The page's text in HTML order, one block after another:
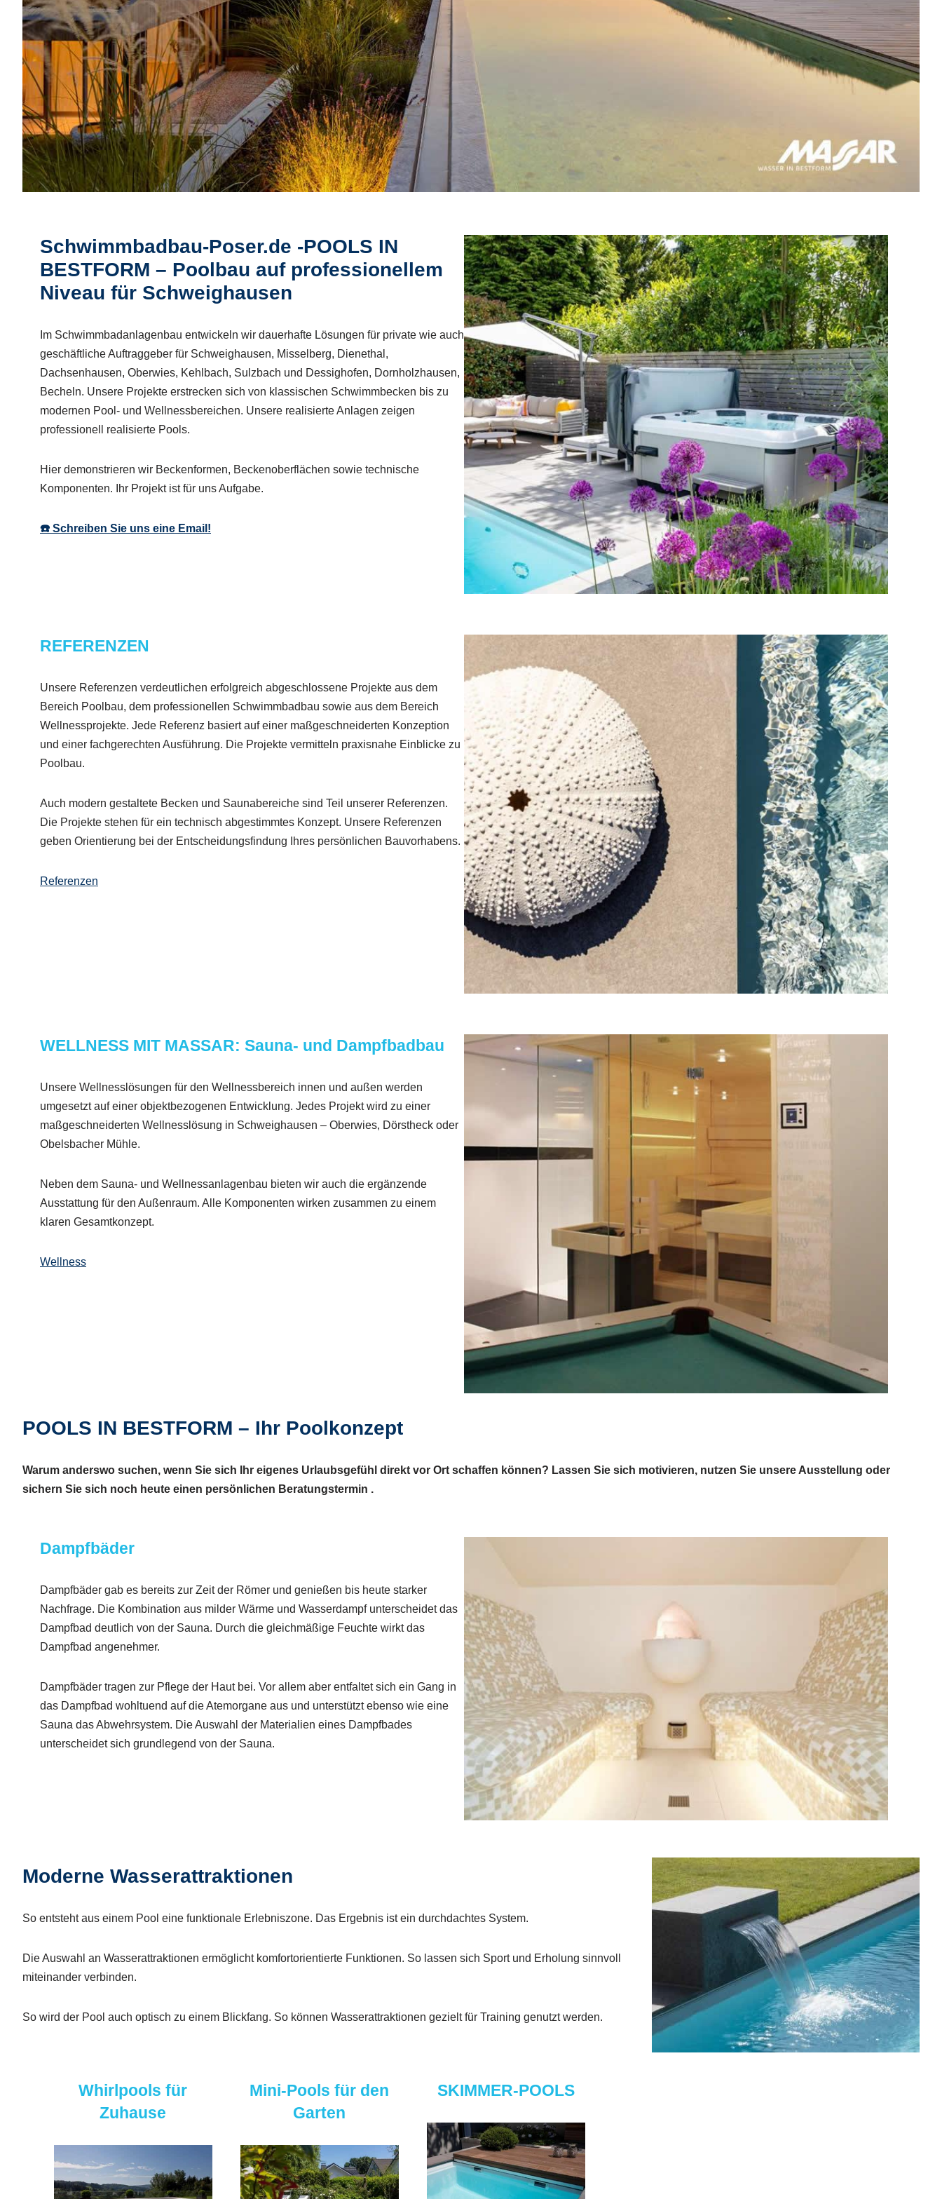
Schwimmbadbau-Poser.de -POOLS IN
BESTFORM – Poolbau auf professionellem
Niveau für Schweighausen
Im Schwimmbadanlagenbau entwickeln wir dauerhafte Lösungen für private wie auch
geschäftliche Auftraggeber für Schweighausen, Misselberg, Dienethal,
Dachsenhausen, Oberwies, Kehlbach, Sulzbach und Dessighofen, Dornholzhausen,
Becheln. Unsere Projekte erstrecken sich von klassischen Schwimmbecken bis zu
modernen Pool- und Wellnessbereichen. Unsere realisierte Anlagen zeigen
professionell realisierte Pools.
Hier demonstrieren wir Beckenformen, Beckenoberflächen sowie technische
Komponenten. Ihr Projekt ist für uns Aufgabe.
☎️ Schreiben Sie uns eine Email!
REFERENZEN
Unsere Referenzen verdeutlichen erfolgreich abgeschlossene Projekte aus dem
Bereich Poolbau, dem professionellen Schwimmbadbau sowie aus dem Bereich
Wellnessprojekte. Jede Referenz basiert auf einer maßgeschneiderten Konzeption
und einer fachgerechten Ausführung. Die Projekte vermitteln praxisnahe Einblicke zu
Poolbau.
Auch modern gestaltete Becken und Saunabereiche sind Teil unserer Referenzen.
Die Projekte stehen für ein technisch abgestimmtes Konzept. Unsere Referenzen
geben Orientierung bei der Entscheidungsfindung Ihres persönlichen Bauvorhabens.
Referenzen
WELLNESS MIT MASSAR: Sauna- und Dampfbadbau
Unsere Wellnesslösungen für den Wellnessbereich innen und außen werden
umgesetzt auf einer objektbezogenen Entwicklung. Jedes Projekt wird zu einer
maßgeschneiderten Wellnesslösung in Schweighausen – Oberwies, Dörstheck oder
Obelsbacher Mühle.
Neben dem Sauna- und Wellnessanlagenbau bieten wir auch die ergänzende
Ausstattung für den Außenraum. Alle Komponenten wirken zusammen zu einem
klaren Gesamtkonzept.
Wellness
POOLS IN BESTFORM – Ihr Poolkonzept
Warum anderswo suchen, wenn Sie sich Ihr eigenes Urlaubsgefühl direkt vor Ort schaffen können? Lassen Sie sich motivieren, nutzen Sie unsere Ausstellung oder
sichern Sie sich noch heute einen persönlichen Beratungstermin .
Dampfbäder
Dampfbäder gab es bereits zur Zeit der Römer und genießen bis heute starker
Nachfrage. Die Kombination aus milder Wärme und Wasserdampf unterscheidet das
Dampfbad deutlich von der Sauna. Durch die gleichmäßige Feuchte wirkt das
Dampfbad angenehmer.
Dampfbäder tragen zur Pflege der Haut bei. Vor allem aber entfaltet sich ein Gang in
das Dampfbad wohltuend auf die Atemorgane aus und unterstützt ebenso wie eine
Sauna das Abwehrsystem. Die Auswahl der Materialien eines Dampfbades
unterscheidet sich grundlegend von der Sauna.
Moderne Wasserattraktionen
So entsteht aus einem Pool eine funktionale Erlebniszone. Das Ergebnis ist ein durchdachtes System.
Die Auswahl an Wasserattraktionen ermöglicht komfortorientierte Funktionen. So lassen sich Sport und Erholung sinnvoll
miteinander verbinden.
So wird der Pool auch optisch zu einem Blickfang. So können Wasserattraktionen gezielt für Training genutzt werden.
Whirlpools für
Zuhause
Mini-Pools für den
Garten
SKIMMER-POOLS